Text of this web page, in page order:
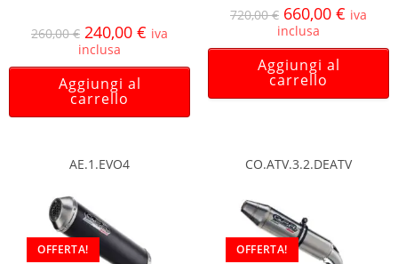
260,00€ 240,00 € iva
inclusa
Aggiungi al
carrello
720,00€ 660,00 € iva
inclusa
Aggiungi al
carrello
AE.1.EVO4
OFFERTA!
CO.ATV.3.2.DEATV
OFFERTA!